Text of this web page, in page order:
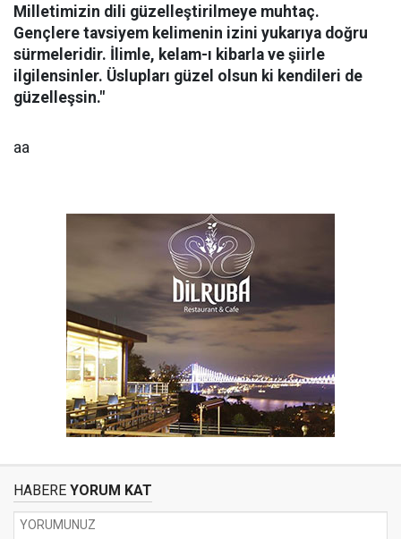
Milletimizin dili güzelleştirilmeye muhtaç.
Gençlere tavsiyem kelimenin izini yukarıya doğru
sürmeleridir. İlimle, kelam-ı kibarla ve şiirle
ilgilensinler. Üslupları güzel olsun ki kendileri de
güzelleşsin."
aa
HABERE YORUM KAT